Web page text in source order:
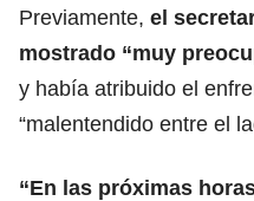
Previamente, el
mostrado “muy
y había atribuido el
“malentendido entre el
“En las próximas